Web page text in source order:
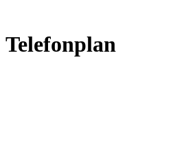
Telefonplan